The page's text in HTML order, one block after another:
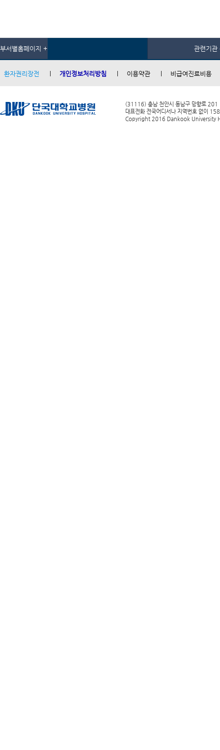
부서별홈페이지 + 관련기관
환자권리장전 개인정보처리방침 이용약관 비급여진료비용
(31116) 충남 천안시 동남구 망향로 201
대표전화 전국어디서나 지역번호 없이
Copyright 2016 Dankook University